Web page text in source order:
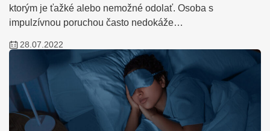
ktorým je ťažké alebo nemožné odolať. Osoba s
impulzívnou poruchou často nedokáže…
28.07.2022